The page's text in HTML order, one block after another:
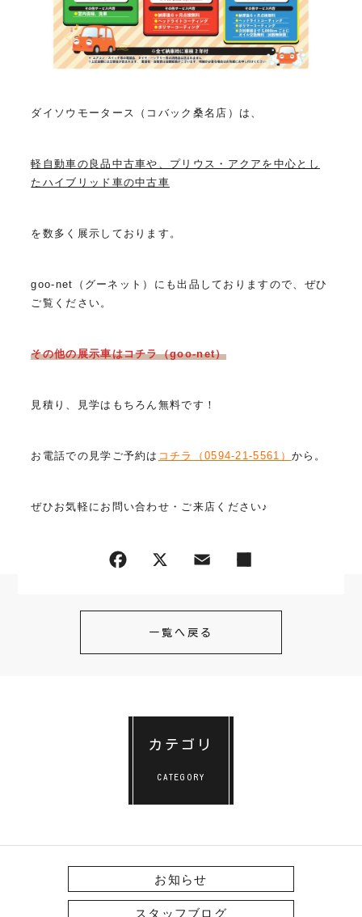
ダイソウモータース（コバック桑名店）は、
軽自動車の良品中古車や、プリウス・アクアを中心とし
たハイブリッド車の中古車
を数多く展示しております。
goo-net（グーネット）にも出品しておりますので、ぜひ
ご覧ください。
その他の展示車はコチラ（goo-net）
見積り、見学はもちろん無料です！
お電話での見学ご予約は コチラ（0594-21-5561） から。
ぜひお気軽にお問い合わせ・ご来店ください♪
一覧へ戻る
カテゴリ
CATEGORY
お知らせ
スタッフブログ